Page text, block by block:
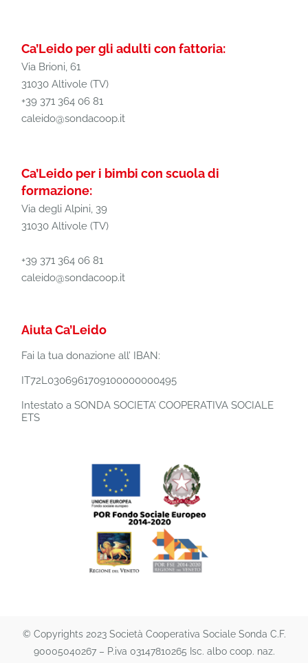
Ca’Leido per gli adulti con fattoria:
Via Brioni, 61
31030 Altivole (TV)
+39 371 364 06 81
caleido@sondacoop.it
Ca’Leido per i bimbi con scuola di
formazione:
Via degli Alpini, 39
31030 Altivole (TV)
+39 371 364 06 81
caleido@sondacoop.it
Aiuta Ca’Leido
Fai la tua donazione all’ IBAN:
IT72L0306961709100000000495
Intestato a SONDA SOCIETA’ COOPERATIVA SOCIALE
ETS
© Copyrights 2023 Società Cooperativa Sociale Sonda C.F.
90005040267 – P.iva 03147810265 Isc. albo coop. naz.